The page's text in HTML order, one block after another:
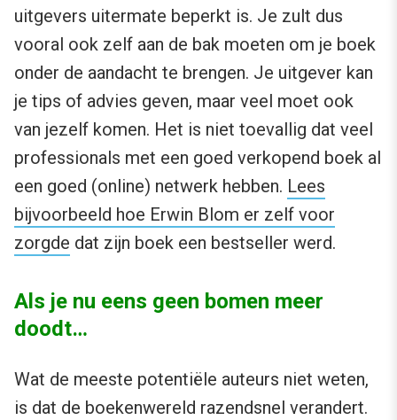
uitgevers uitermate beperkt is. Je zult dus
vooral ook zelf aan de bak moeten om je boek
onder de aandacht te brengen. Je uitgever kan
je tips of advies geven, maar veel moet ook
van jezelf komen. Het is niet toevallig dat veel
professionals met een goed verkopend boek al
een goed (online) netwerk hebben. Lees
bijvoorbeeld hoe Erwin Blom er zelf voor
zorgde dat zijn boek een bestseller werd.
Als je nu eens geen bomen meer
doodt…
Wat de meeste potentiële auteurs niet weten,
is dat de boekenwereld razendsnel verandert.